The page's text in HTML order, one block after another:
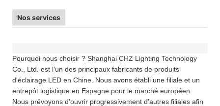
Nos services
Pourquoi nous choisir ? Shanghai CHZ Lighting Technology
Co., Ltd. est l'un des principaux fabricants de produits
d'éclairage LED en Chine. Nous avons établi une filiale et un
entrepôt logistique en Espagne pour le marché européen.
Nous prévoyons d'ouvrir progressivement d'autres filiales afin